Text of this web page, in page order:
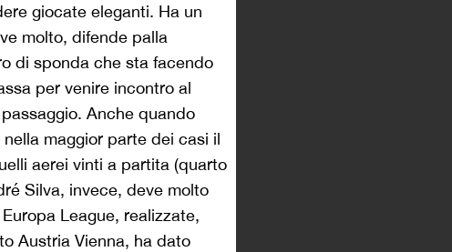
giocate eleganti. Ha un
molto, difende palla
di sponda che sta facendo
per venire incontro al
Anche quando
maggior parte dei casi il
aerei vinti a partita (quarto
Silva, invece, deve molto
League, realizzate,
Austria Vienna, ha dato